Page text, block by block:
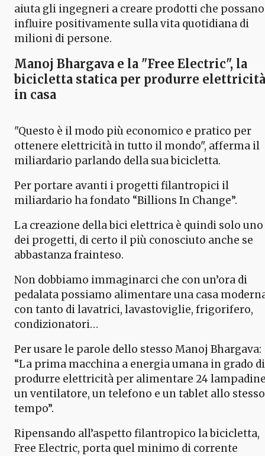
aiuta gli ingegneri a creare prodotti che possano
influire positivamente sulla vita quotidiana di
milioni di persone.
Manoj Bhargava e la "Free Electric", la
bicicletta statica per produrre elettricità
in casa
"Questo è il modo più economico e pratico per
ottenere elettricità in tutto il mondo", afferma il
miliardario parlando della sua bicicletta.
Per portare avanti i progetti filantropici il
miliardario ha fondato “Billions In Change”.
La creazione della bici elettrica è quindi solo uno
dei progetti, di certo il più conosciuto anche se
abbastanza frainteso.
Non dobbiamo immaginarci che con un’ora di
pedalata possiamo alimentare una casa
con tanto di lavatrici, lavastoviglie, frigorifero,
condizionatori…
Per usare le parole dello stesso Manoj Bhargava:
“La prima macchina a energia umana in grado di
produrre elettricità per alimentare 24
un ventilatore, un telefono e un tablet allo stesso
tempo”.
Ripensando all’aspetto filantropico la bicicletta,
Free Electric, porta quel minimo di corrente